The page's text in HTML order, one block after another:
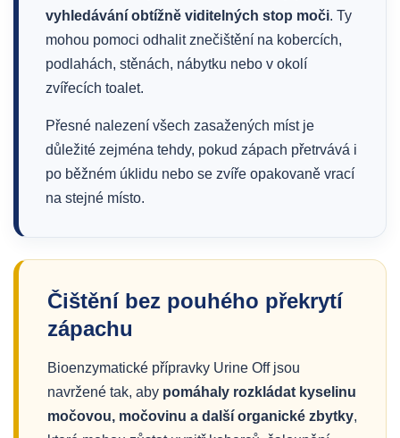
vyhledávání obtížně viditelných stop moči. Ty
mohou pomoci odhalit znečištění na kobercích,
podlahách, stěnách, nábytku nebo v okolí
zvířecích toalet.
Přesné nalezení všech zasažených míst je
důležité zejména tehdy, pokud zápach přetrvává i
po běžném úklidu nebo se zvíře opakovaně vrací
na stejné místo.
Čištění bez pouhého překrytí
zápachu
Bioenzymatické přípravky Urine Off jsou
navržené tak, aby pomáhaly rozkládat kyselinu
močovou, močovinu a další organické zbytky,